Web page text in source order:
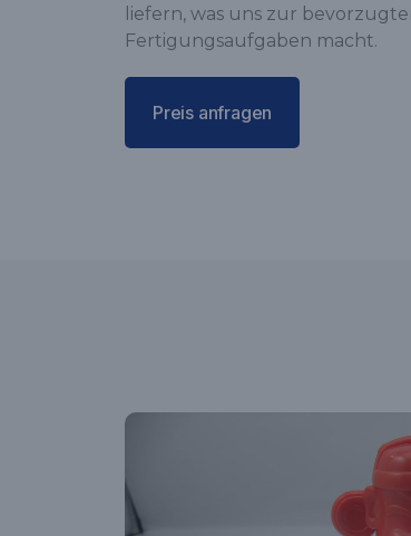
liefern, was uns zur
Fertigungsaufgaben macht.
Preis anfragen